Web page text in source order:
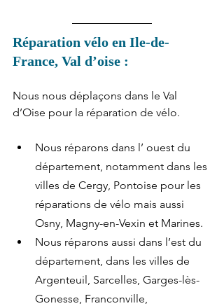
Réparation vélo en Ile-de-
France, Val d’oise :
Nous nous déplaçons dans le Val
d’Oise pour la réparation de vélo.
Nous réparons dans l’ ouest du
département, notamment dans les
villes de Cergy, Pontoise pour les
réparations de vélo mais aussi
Osny, Magny-en-Vexin et Marines.
Nous réparons aussi dans l’est du
département, dans les villes de
Argenteuil, Sarcelles, Garges-lès-
Gonesse, Franconville,